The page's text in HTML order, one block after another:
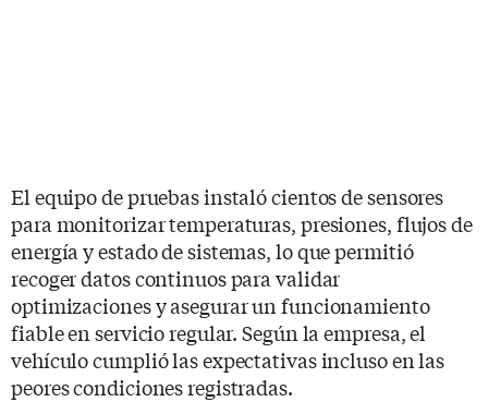
El equipo de pruebas instaló cientos de sensores
para monitorizar temperaturas, presiones, flujos de
energía y estado de sistemas, lo que permitió
recoger datos continuos para validar
optimizaciones y asegurar un funcionamiento
fiable en servicio regular. Según la empresa, el
vehículo cumplió las expectativas incluso en las
peores condiciones registradas.